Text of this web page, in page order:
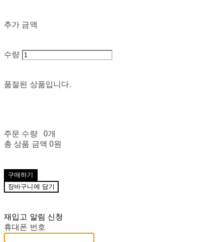
추가 금액
수량
품절된 상품입니다.
주문 수량
0개
총 상품 금액 0원
구매하기
장바구니에 담기
재입고 알림 신청
휴대폰 번호